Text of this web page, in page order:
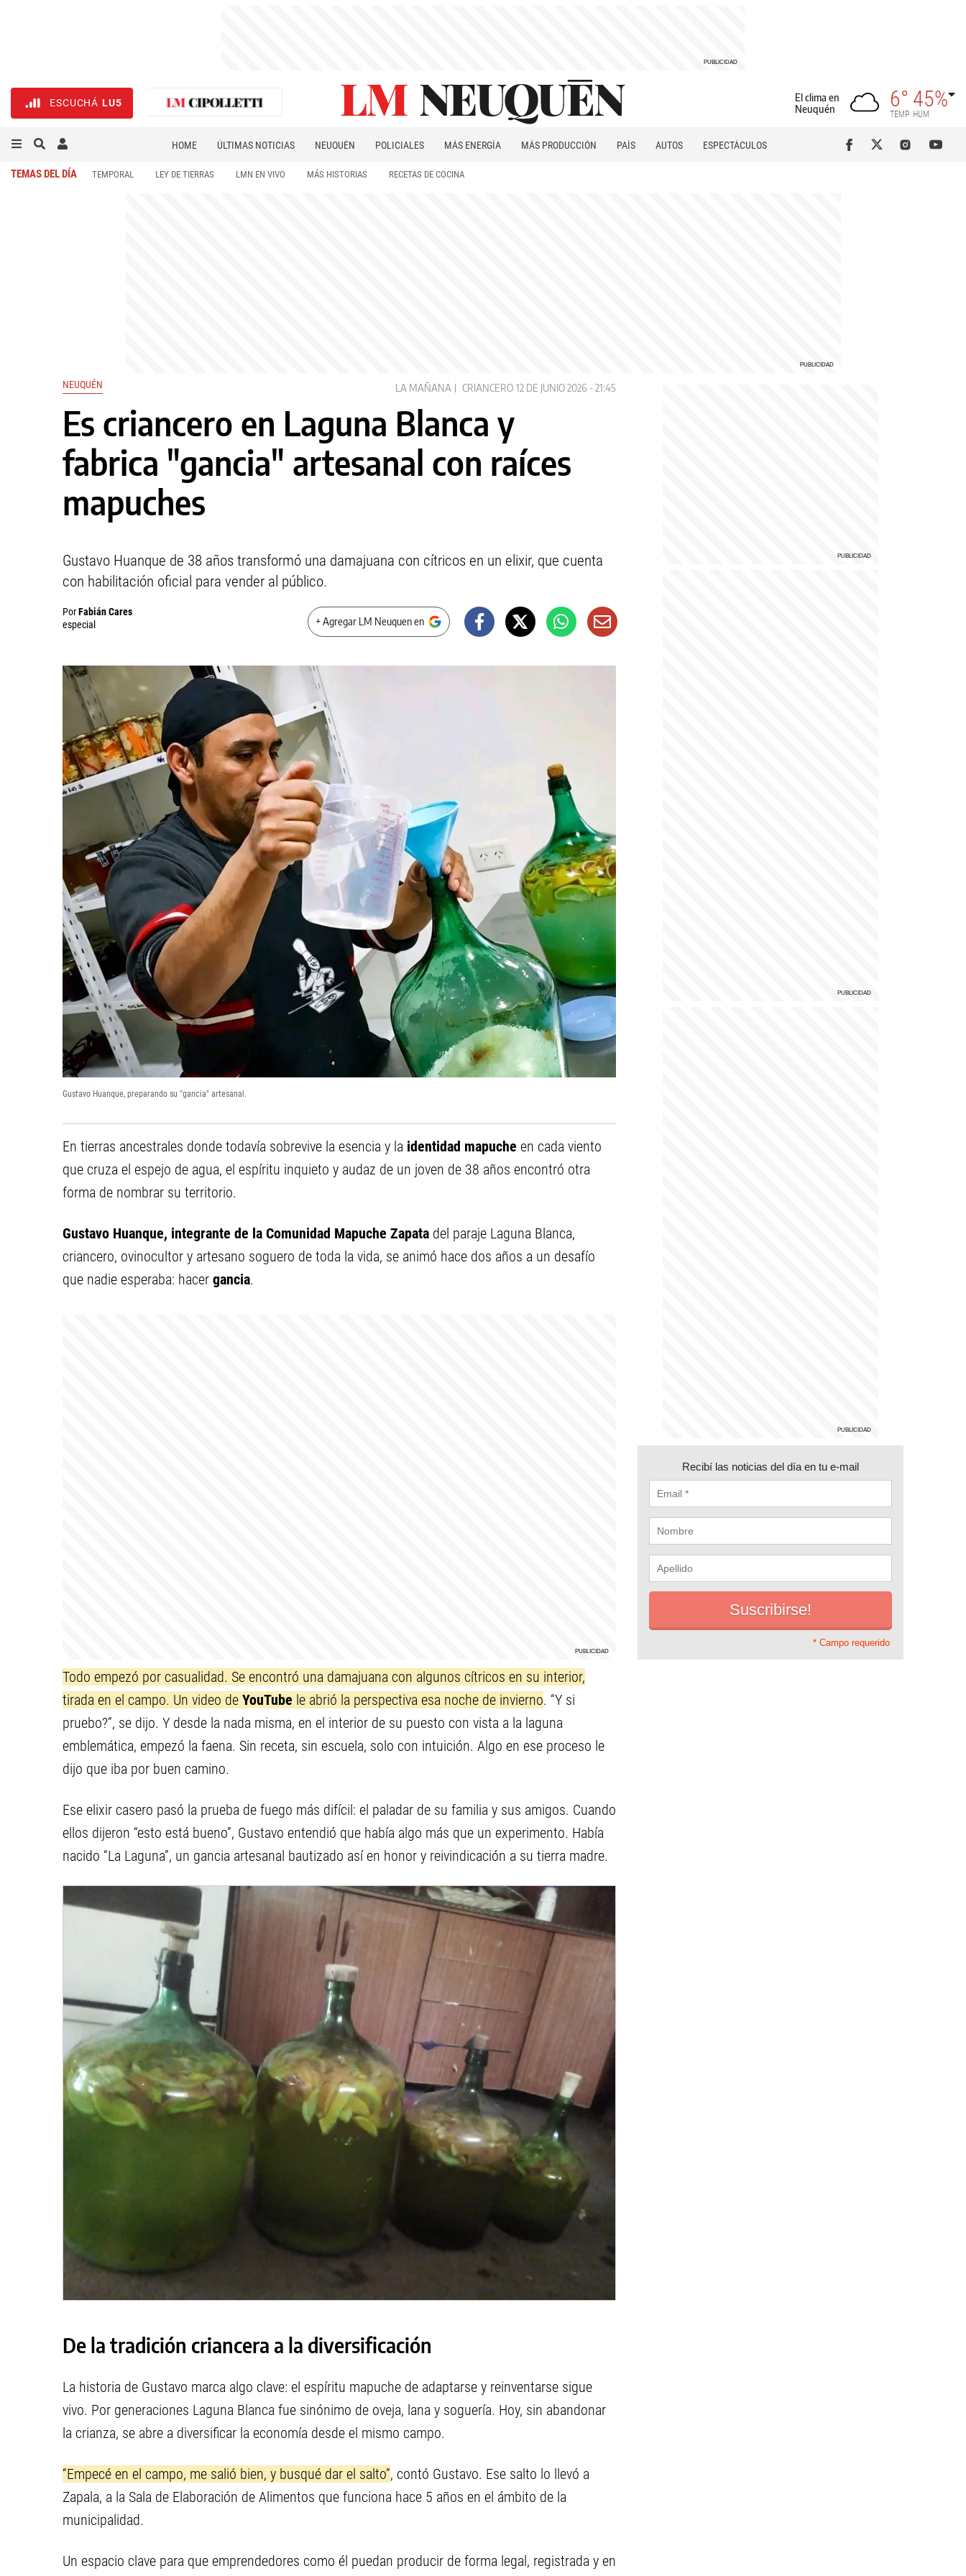
ESCUCHÁ LU5
El clima en
Neuquén
6°
TEMP
45%
HUM
HOME ÚLTIMAS NOTICIAS NEUQUÉN POLICIALES MÁS ENERGÍA MÁS PRODUCCIÓN PAÍS AUTOS
ESPECTÁCULOS
TEMAS DEL DÍA TEMPORAL LEY DE TIERRAS LMN EN VIVO MÁS HISTORIAS RECETAS DE COCINA
NEUQUÉN LA MAÑANA CRIANCERO 12 DE JUNIO 2026 - 21:45
Es criancero en Laguna Blanca y
fabrica "gancia" artesanal con raíces
mapuches
Gustavo Huanque de 38 años transformó una damajuana con cítricos en un elixir, que cuenta
con habilitación oficial para vender al público.
PorFabián Cares
especial
+ Agregar LM Neuquen en
Gustavo Huanque, preparando su "gancia" artesanal.
En tierras ancestrales donde todavía sobrevive la esencia y la identidad mapuche en cada viento
que cruza el espejo de agua, el espíritu inquieto y audaz de un joven de 38 años encontró otra
forma de nombrar su territorio.
Gustavo Huanque, integrante de la Comunidad Mapuche Zapata del paraje Laguna Blanca,
criancero, ovinocultor y artesano soguero de toda la vida, se animó hace dos años a un desafío
que nadie esperaba: hacer gancia.
Todo empezó por casualidad. Se encontró una damajuana con algunos cítricos en su interior,
tirada en el campo. Un video de YouTube le abrió la perspectiva esa noche de invierno. “Y si
pruebo?”, se dijo. Y desde la nada misma, en el interior de su puesto con vista a la laguna
emblemática, empezó la faena. Sin receta, sin escuela, solo con intuición. Algo en ese proceso le
dijo que iba por buen camino.
Ese elixir casero pasó la prueba de fuego más difícil: el paladar de su familia y sus amigos. Cuando
ellos dijeron “esto está bueno”, Gustavo entendió que había algo más que un experimento. Había
nacido “La Laguna”, un gancia artesanal bautizado así en honor y reivindicación a su tierra madre.
De la tradición criancera a la diversificación
La historia de Gustavo marca algo clave: el espíritu mapuche de adaptarse y reinventarse sigue
vivo. Por generaciones Laguna Blanca fue sinónimo de oveja, lana y soguería. Hoy, sin abandonar
la crianza, se abre a diversificar la economía desde el mismo campo.
“Empecé en el campo, me salió bien, y busqué dar el salto”, contó Gustavo. Ese salto lo llevó a
Zapala, a la Sala de Elaboración de Alimentos que funciona hace 5 años en el ámbito de la
municipalidad.
Un espacio clave para que emprendedores como él puedan producir de forma legal, registrada y en
Recibí las noticias del día en tu e-mail
* Campo requerido